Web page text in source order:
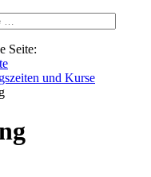
Seite:
und Kurse